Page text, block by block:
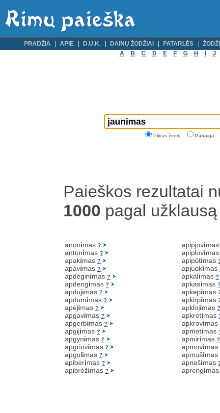
PRADŽIA APIE D.U.K. DAINŲ ŽODŽIAI PATARLĖS
A
B C D E F G H J
Pilnas žodis Pabaiga
Paieškos rezultatai
1000 pagal
anonimas ?
antonimas ?
apakimas ?
apavimas ?
apdeginimas ?
apdengimas ?
apdujimas ?
apdūmimas ?
apėjimas ?
apgavimas ?
apgerbimas ?
apgijimas ?
apgynimas ?
apgriovimas ?
apgulimas ?
apibėrimas ?
apibrėžimas ?
apipjovi
apiplovi
apipūtimas
apjuokimas
apkalimas ?
apkasimas
apkepimas
apkirpimas
apklojimas ?
apkrėtimas
apkrovimas
apmetimas
apmirimas ?
apmovimas
apmušimas
apnešimas
aprengi